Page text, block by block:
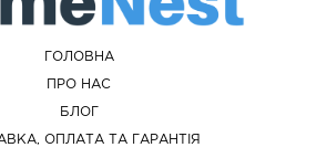
ГОЛОВНА
ПРО НАС
БЛОГ
ОПЛАТА ТА ГАРАНТІЯ